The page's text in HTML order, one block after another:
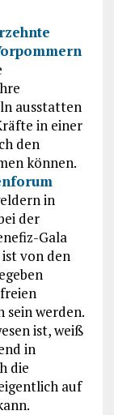
ausstatten
in einer
den
können.
in
der
Gala
von den
sein werden.
ist, weiß
in
die
auf